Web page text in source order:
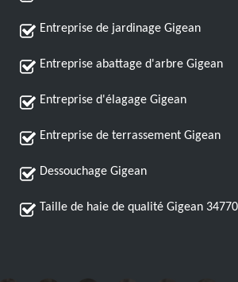
Entreprise de jardinage Gigean
Entreprise abattage d'arbre Gigean
Entreprise d'élagage Gigean
Entreprise de terrassement Gigean
Dessouchage Gigean
Taille de haie de qualité Gigean 34770